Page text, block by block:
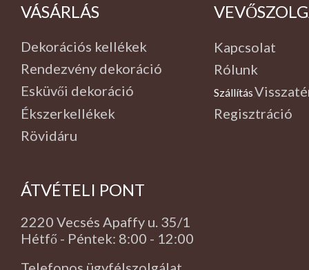
VÁSÁRLÁS
Dekorációs kellékek
Rendezvény dekoráció
Esküvői dekoráció
Ékszerkellékek
Rövidáru
Kapcsolat
Rólunk
Szállítás
Regisztráció
ÁTVÉTELI PONT
2220 Vecsés Apaffy u. 35/1
Hétfő - Péntek: 8:00 - 12:00